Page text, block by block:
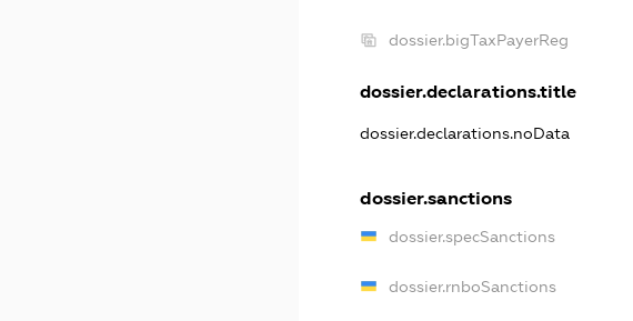
dossier.bigTaxPayerReg
dossier.declarations.title
dossier.declarations.noData
dossier.sanctions
dossier.specSanctions
dossier.rnboSanctions